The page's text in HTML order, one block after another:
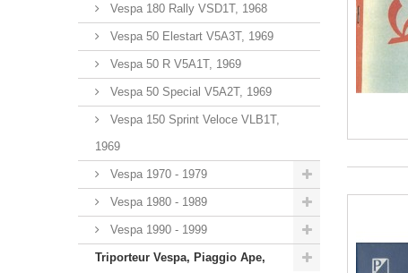
Vespa 180 Rally VSD1T, 1968
Vespa 50 Elestart V5A3T, 1969
Vespa 50 R V5A1T, 1969
Vespa 50 Special V5A2T, 1969
Vespa 150 Sprint Veloce VLB1T,
1969
Vespa 1970 - 1979
Vespa 1980 - 1989
Vespa 1990 - 1999
Triporteur Vespa, Piaggio Ape,